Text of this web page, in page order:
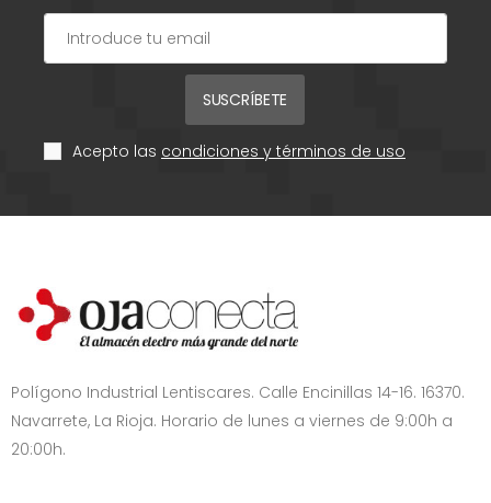
SUSCRÍBETE
Acepto las condiciones y términos de uso
Polígono Industrial Lentiscares. Calle Encinillas 14-16. 16370.
Navarrete, La Rioja. Horario de lunes a viernes de 9:00h a
20:00h.